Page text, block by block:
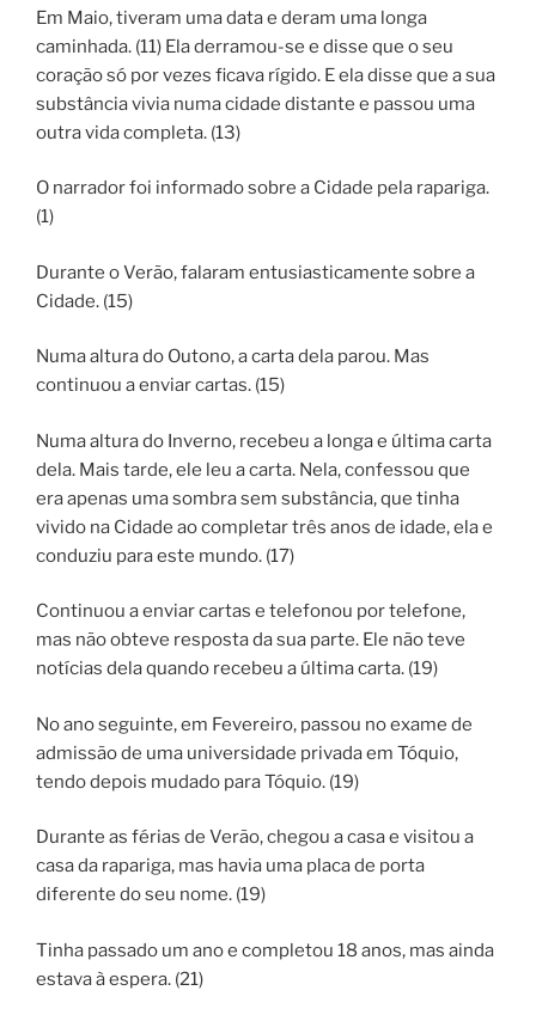
Em Maio, tiveram uma data e deram uma longa
caminhada. (11) Ela derramou-se e disse que o seu
coração só por vezes ficava rígido. E ela disse que a sua
substância vivia numa cidade distante e passou uma
outra vida completa. (13)
O narrador foi informado sobre a Cidade pela rapariga.
(1)
Durante o Verão, falaram entusiasticamente sobre a
Cidade. (15)
Numa altura do Outono, a carta dela parou. Mas
continuou a enviar cartas. (15)
Numa altura do Inverno, recebeu a longa e última carta
dela. Mais tarde, ele leu a carta. Nela, confessou que
era apenas uma sombra sem substância, que tinha
vivido na Cidade ao completar três anos de idade, ela e
conduziu para este mundo. (17)
Continuou a enviar cartas e telefonou por telefone,
mas não obteve resposta da sua parte. Ele não teve
notícias dela quando recebeu a última carta. (19)
No ano seguinte, em Fevereiro, passou no exame de
admissão de uma universidade privada em Tóquio,
tendo depois mudado para Tóquio. (19)
Durante as férias de Verão, chegou a casa e visitou a
casa da rapariga, mas havia uma placa de porta
diferente do seu nome. (19)
Tinha passado um ano e completou 18 anos, mas ainda
estava à espera. (21)